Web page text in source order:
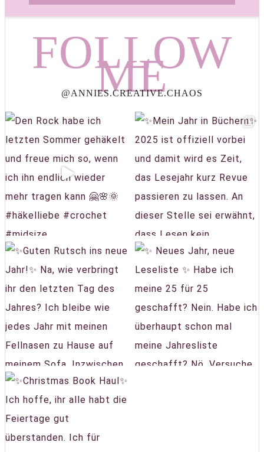
FOLLOW
ME
@ANNIES.CREATIVE.CHAOS